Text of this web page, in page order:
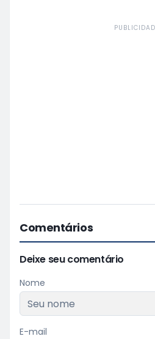
Comentários
Deixe seu comentário
Nome
E-mail